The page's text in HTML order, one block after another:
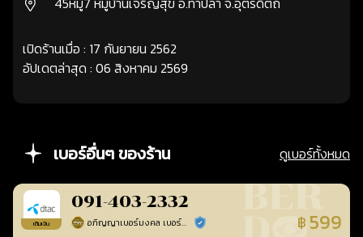
เปิดร้านเมื่อ : 17 กันยายน 2562
อัปเดตล่าสุด : 06 สิงหาคม 2569
เบอร์อื่นๆ ของร้าน ดูเบอร์ทั้งหมด
เติมเงิน
091-403-2332
อภิญญาเบอร์มงคล เบอร์สวยเลขศาสตร์ ร้านยืนยันแล้ว ฿ 599